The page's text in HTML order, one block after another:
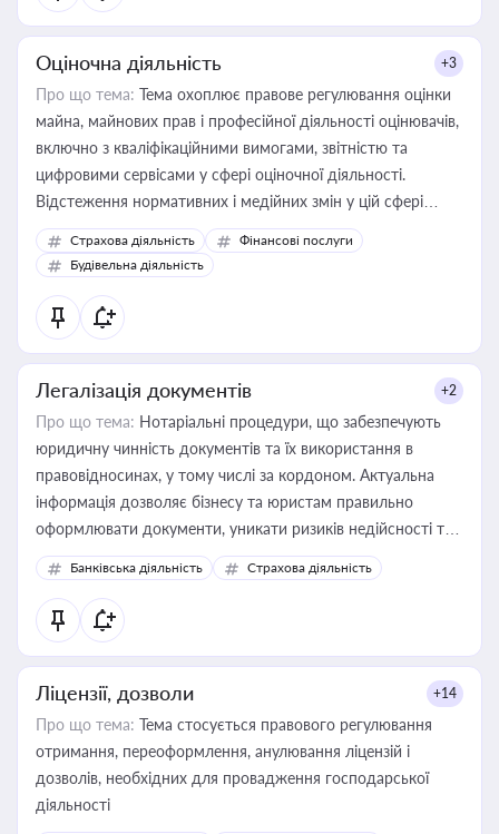
Оціночна діяльність +3
Про що тема: Тема охоплює правове регулювання оцінки
майна, майнових прав і професійної діяльності оцінювачів,
включно з кваліфікаційними вимогами, звітністю та
цифровими сервісами у сфері оціночної діяльності.
Відстеження нормативних і медійних змін у цій сфері
корисне для власника бізнесу, керівника, юриста або
бухгалтера під час оподаткування, приватизації, оренди
державного майна, корпоративних угод і перевірки
статусу суб'єктів оціночної діяльності
Страхова діяльність
Фінансові послуги
Будівельна діяльність
Легалізація документів +2
Про що тема: Нотаріальні процедури, що забезпечують
юридичну чинність документів та їх використання в
правовідносинах, у тому числі за кордоном. Актуальна
інформація дозволяє бізнесу та юристам правильно
оформлювати документи, уникати ризиків недійсності та
забезпечувати їх належне прийняття органами влади та
контрагентами
Банківська діяльність Страхова діяльність
Ліцензії, дозволи +14
Про що тема: Тема стосується правового регулювання
отримання, переоформлення, анулювання ліцензій і
дозволів, необхідних для провадження господарської
діяльності